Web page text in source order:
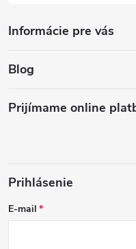
Informácie pre vás
Blog
Prijímame online
Prihlásenie
E-mail